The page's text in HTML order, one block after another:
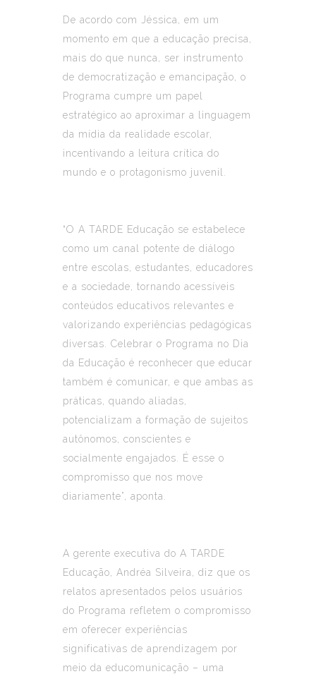
De acordo com Jéssica, em um
momento em que a educação precisa,
mais do que nunca, ser instrumento
de democratização e emancipação, o
Programa cumpre um papel
estratégico ao aproximar a linguagem
da mídia da realidade escolar,
incentivando a leitura crítica do
mundo e o protagonismo juvenil.
“O A TARDE Educação se estabelece
como um canal potente de diálogo
entre escolas, estudantes, educadores
e a sociedade, tornando acessíveis
conteúdos educativos relevantes e
valorizando experiências pedagógicas
diversas. Celebrar o Programa no Dia
da Educação é reconhecer que educar
também é comunicar, e que ambas as
práticas, quando aliadas,
potencializam a formação de sujeitos
autônomos, conscientes e
socialmente engajados. É esse o
compromisso que nos move
diariamente”, aponta.
A gerente executiva do A TARDE
Educação, Andréa Silveira, diz que os
relatos apresentados pelos usuários
do Programa refletem o compromisso
em oferecer experiências
significativas de aprendizagem por
meio da educomunicação – uma